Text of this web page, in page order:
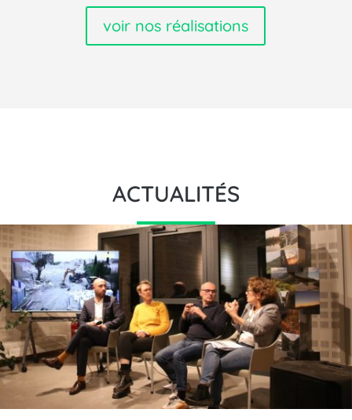
voir nos réalisations
ACTUALITÉS